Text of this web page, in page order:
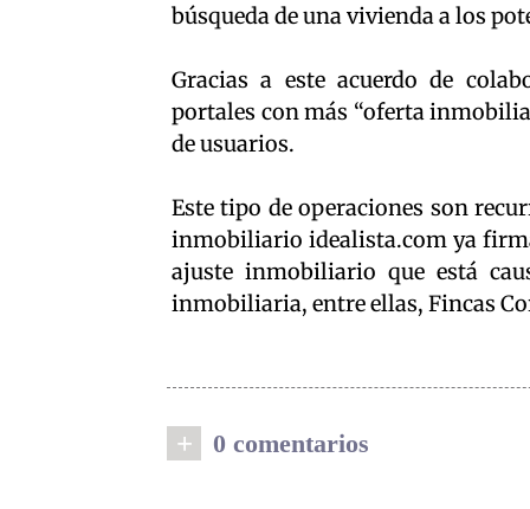
búsqueda de una vivienda a los
Gracias a este acuerdo de
portales con más “oferta
de usuarios.
Este tipo de operaciones son
inmobiliario idealista.com ya
ajuste inmobiliario que está
inmobiliaria, entre ellas, Fincas
+ 0 comentarios